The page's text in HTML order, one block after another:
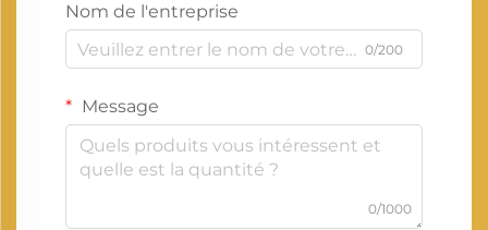
Nom de l'entreprise
0/200
Message
0/1000